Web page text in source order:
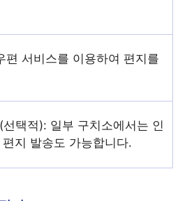
편 서비스를 이용하여 편지를
선택적): 일부 구치소에서는 인
지 발송도 가능합니다.